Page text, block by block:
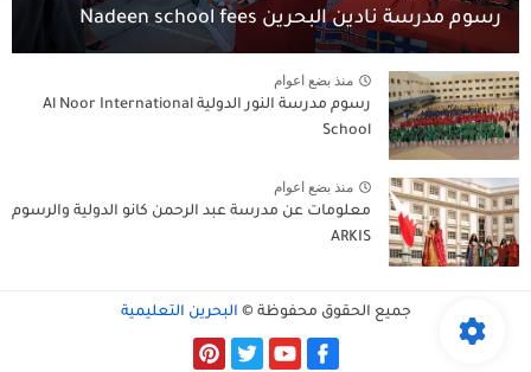
رسوم مدرسة نادين البحرين Nadeen school fees
منذ بضع اعوام
رسوم مدرسة النور الدولية Al Noor International
School
منذ بضع اعوام
معلومات عن مدرسة عبد الرحمن كانو الدولية والرسوم
ARKIS
جميع الحقوق محفوظة © البحرين التعليمية